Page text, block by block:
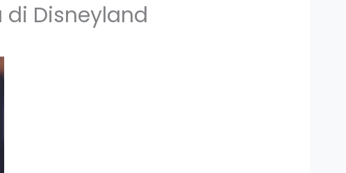
di Disneyland